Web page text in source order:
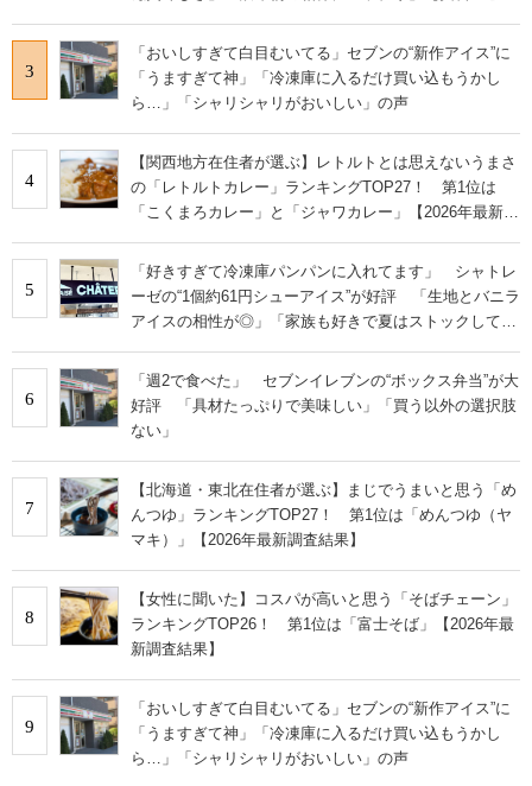
3
「おいしすぎて白目むいてる」セブンの“新作アイス”に
「うますぎて神」「冷凍庫に入るだけ買い込もうかし
ら…」「シャリシャリがおいしい」の声
4
【関西地方在住者が選ぶ】レトルトとは思えないうまさ
の「レトルトカレー」ランキングTOP27！ 第1位は
「こくまろカレー」と「ジャワカレー」【2026年最新調
5
「好きすぎて冷凍庫パンパンに入れてます」 シャトレ
ーゼの“1個約61円シューアイス”が好評 「生地とバニラ
アイスの相性が◎」「家族も好きで夏はストックして
6
「週2で食べた」 セブンイレブンの“ボックス弁当”が大
好評 「具材たっぷりで美味しい」「買う以外の選択肢
ない」
7
【北海道・東北在住者が選ぶ】まじでうまいと思う「め
んつゆ」ランキングTOP27！ 第1位は「めんつゆ（ヤ
マキ）」【2026年最新調査結果】
8
【女性に聞いた】コスパが高いと思う「そばチェーン」
ランキングTOP26！ 第1位は「富士そば」【2026年最
新調査結果】
9
「おいしすぎて白目むいてる」セブンの“新作アイス”に
「うますぎて神」「冷凍庫に入るだけ買い込もうかし
ら…」「シャリシャリがおいしい」の声